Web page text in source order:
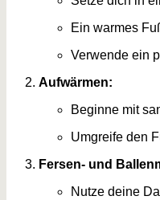
Ein warmes
Verwende ein
Aufwärmen:
Beginne mit
Umgreife den
Fersen- und
Nutze deine